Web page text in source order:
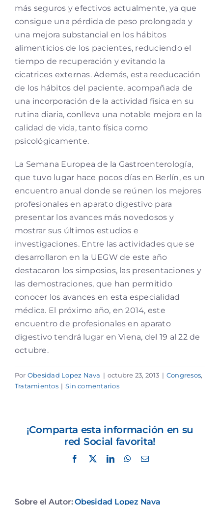
más seguros y efectivos actualmente, ya que
consigue una pérdida de peso prolongada y
una mejora substancial en los hábitos
alimenticios de los pacientes, reduciendo el
tiempo de recuperación y evitando la
cicatrices externas. Además, esta reeducación
de los hábitos del paciente, acompañada de
una incorporación de la actividad física en su
rutina diaria, conlleva una notable mejora en la
calidad de vida, tanto física como
psicológicamente.
La Semana Europea de la Gastroenterología,
que tuvo lugar hace pocos días en Berlín, es un
encuentro anual donde se reúnen los mejores
profesionales en aparato digestivo para
presentar los avances más novedosos y
mostrar sus últimos estudios e
investigaciones. Entre las actividades que se
desarrollaron en la UEGW de este año
destacaron los simposios, las presentaciones y
las demostraciones, que han permitido
conocer los avances en esta especialidad
médica. El próximo año, en 2014, este
encuentro de profesionales en aparato
digestivo tendrá lugar en Viena, del 19 al 22 de
octubre.
Por Obesidad Lopez Nava | octubre 23, 2013 | Congresos,
Tratamientos | Sin comentarios
¡Comparta esta información en su
red Social favorita!
Facebook
X LinkedInWhatsApp
Correo
Sobre el Autor:Obesidad Lopez Nava